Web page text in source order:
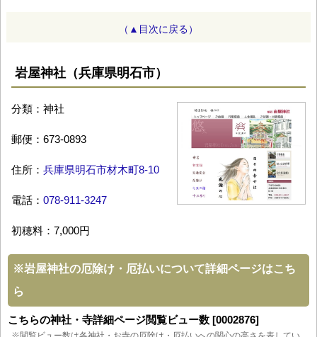
（▲目次に戻る）
岩屋神社（兵庫県明石市）
分類：神社
郵便：673-0893
住所： 兵庫県明石市材木町8-10
電話： 078-911-3247
初穂料：7,000円
※岩屋神社の厄除け・厄払いについて詳細ページはこち
ら
こちらの神社・寺詳細ページ閲覧ビュー数 [0002876]